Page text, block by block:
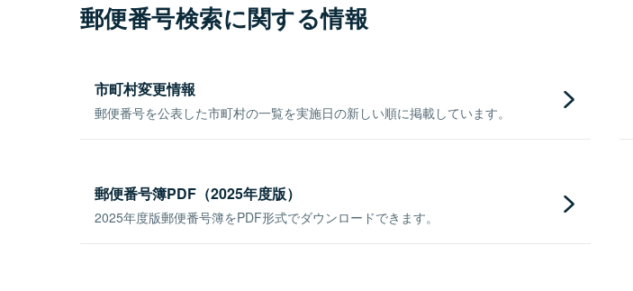
郵便番号検索に関する情報
市町村変更情報
郵便番号を公表した市町村の一覧を実施日の新しい順に掲載しています。
郵便番号簿PDF（2025年度版）
2025年度版郵便番号簿をPDF形式でダウンロードできます。